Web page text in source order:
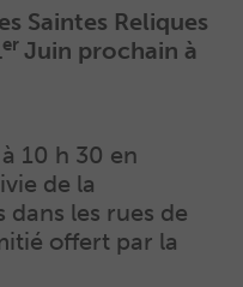
Saintes Reliques
er Juin prochain à
10 h 30 en
de la
dans les rues de
offert par la